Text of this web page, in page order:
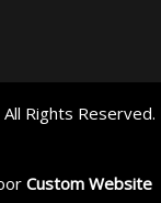
Rights Reserved.
Custom Website